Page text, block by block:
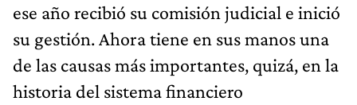
ese año recibió su comisión judicial e inició
su gestión. Ahora tiene en sus manos una
de las causas más importantes, quizá, en la
historia del sistema financiero